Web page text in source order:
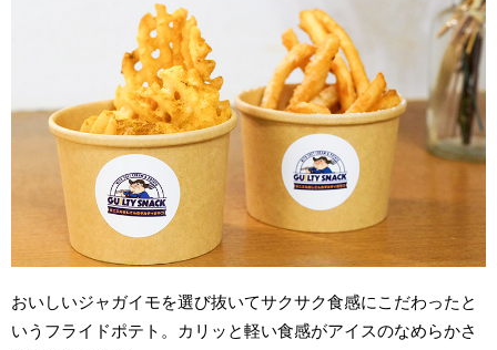
おいしいジャガイモを選び抜いてサクサク食感にこだわったと
いうフライドポテト。カリッと軽い食感がアイスのなめらかさ